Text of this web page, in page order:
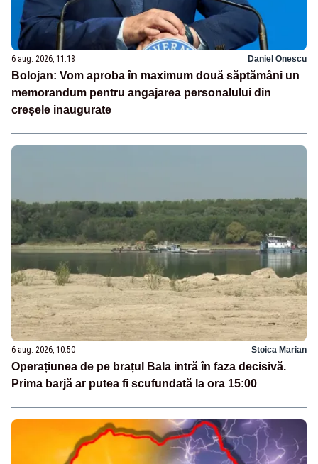
6 aug. 2026, 11:18 Daniel Onescu
Bolojan: Vom aproba în maximum două săptămâni un
memorandum pentru angajarea personalului din
creșele inaugurate
6 aug. 2026, 10:50 Stoica Marian
Operațiunea de pe brațul Bala intră în faza decisivă.
Prima barjă ar putea fi scufundată la ora 15:00